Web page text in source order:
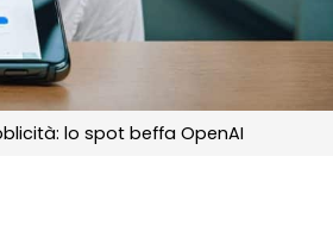
lo spot beffa OpenAI